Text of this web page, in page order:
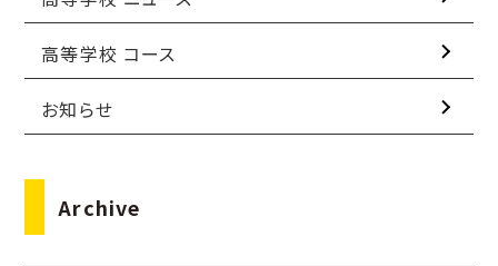
高等学校 コース
お知らせ
Archive